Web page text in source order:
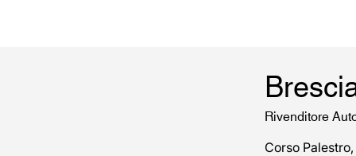
Rivenditore
Corso